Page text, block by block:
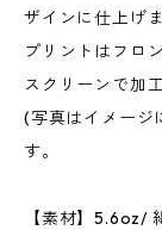
ザインに仕上げま
プリントはフロ
スクリーンで加工
(写真はイメージ
す。
【素材】5.6oz/